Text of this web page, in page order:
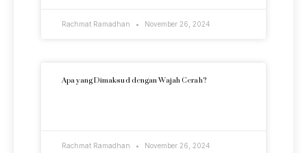
Rachmat Ramadhan November 26, 2024
Apa yang Dimaksud dengan Wajah Cerah?
Rachmat Ramadhan November 26, 2024